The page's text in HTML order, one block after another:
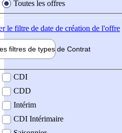
Toutes les offres
le filtre de date de création de l'offre
filtres de types de Contrat
contrat
CDI
CDD
Intérim
CDI Intérimaire